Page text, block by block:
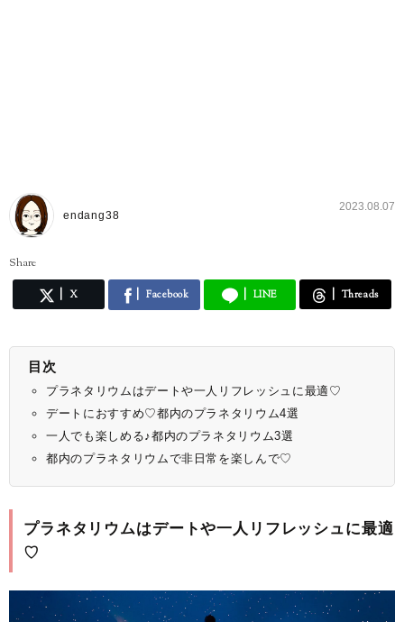
endang38
2023.08.07
Share
X Facebook LINE Threads
目次
プラネタリウムはデートや一人リフレッシュに最適♡
デートにおすすめ♡都内のプラネタリウム4選
一人でも楽しめる♪都内のプラネタリウム3選
都内のプラネタリウムで非日常を楽しんで♡
プラネタリウムはデートや一人リフレッシュに最適
♡